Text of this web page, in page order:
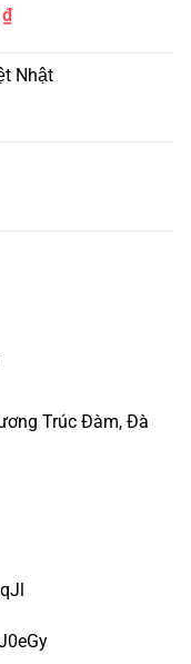
₫Giá
là:
Nhật
Trúc Đàm, Đà